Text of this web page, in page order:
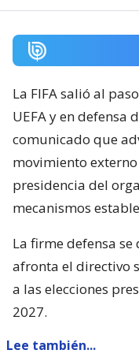
La FIFA salió al
UEFA y en defensa
comunicado que
movimiento
presidencia del
mecanismos
La firme defensa
afronta el directivo
a las elecciones
2027.
Lee también...